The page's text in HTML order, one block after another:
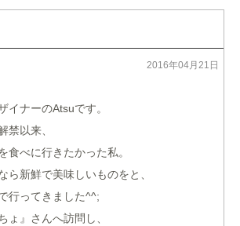
2016年04月21日
イナーのAtsuです。
禁以来、
食べに行きたかった私。
ら新鮮で美味しいものをと、
行ってきました^^;
ょ』さんへ訪問し、